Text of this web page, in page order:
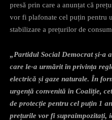
presă prin care a anunțat că
vor fi plafonate cel puțin pentru
stabilizare a prețurilor de
„Partidul Social Democrat și-a
care le-a urmărit în privința
electrică și gaze naturale. În
urgență convenită în Coaliție,
de protecție pentru cel puțin 1
prețurile vor fi supraimpozitați,